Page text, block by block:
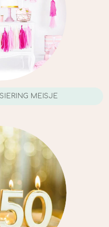
MEISJE